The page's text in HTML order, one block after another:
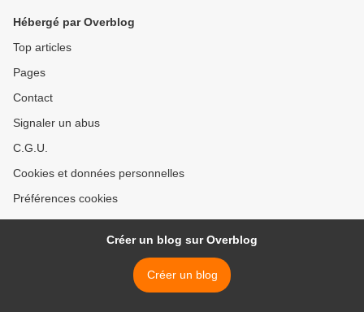
Hébergé par Overblog
Top articles
Pages
Contact
Signaler un abus
C.G.U.
Cookies et données personnelles
Préférences cookies
Créer un blog sur Overblog
Créer un blog